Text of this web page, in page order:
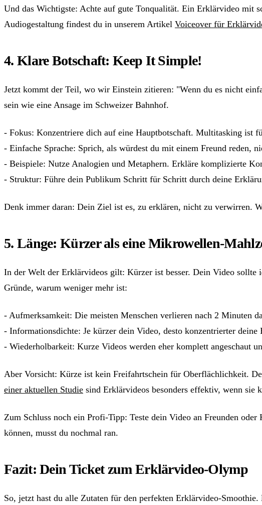
Und das Wichtigste: Achte auf gute Tonqualität. Ein Erklärvideo mit
Audiogestaltung findest du in unserem Artikel Voiceover für
4. Klare Botschaft: Keep It Simple!
Jetzt kommt der Teil, wo wir Einstein zitieren: "Wenn du es nicht
sein wie eine Ansage im Schweizer Bahnhof.
- Fokus: Konzentriere dich auf eine Hauptbotschaft. Multitasking ist
- Einfache Sprache: Sprich, als würdest du mit einem Freund reden,
- Beispiele: Nutze Analogien und Metaphern. Erkläre komplizierte
- Struktur: Führe dein Publikum Schritt für Schritt durch deine
Denk immer daran: Dein Ziel ist es, zu erklären, nicht zu verwirren.
5. Länge: Kürzer als eine Mikrowellen-
In der Welt der Erklärvideos gilt: Kürzer ist besser. Dein Video sollte
Gründe, warum weniger mehr ist:
- Aufmerksamkeit: Die meisten Menschen verlieren nach 2 Minuten
- Informationsdichte: Je kürzer dein Video, desto konzentrierter
- Wiederholbarkeit: Kurze Videos werden eher komplett angeschaut
Aber Vorsicht: Kürze ist kein Freifahrtschein für Oberflächlichkeit.
einer aktuellen Studie sind Erklärvideos besonders effektiv, wenn
Zum Schluss noch ein Profi-Tipp: Teste dein Video an Freunden
können, musst du nochmal ran.
Fazit: Dein Ticket zum Erklärvideo-Olymp
So, jetzt hast du alle Zutaten für den perfekten Erklärvideo-